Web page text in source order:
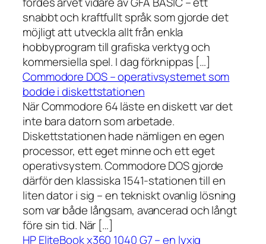
snabbt och kraftfullt språk som gjorde det
möjligt att utveckla allt från enkla
hobbyprogram till grafiska verktyg och
kommersiella spel. I dag förknippas […]
Commodore DOS – operativsystemet som
bodde i diskettstationen
När Commodore 64 läste en diskett var det
inte bara datorn som arbetade.
Diskettstationen hade nämligen en egen
processor, ett eget minne och ett eget
operativsystem. Commodore DOS gjorde
därför den klassiska 1541-stationen till en
liten dator i sig – en tekniskt ovanlig lösning
som var både långsam, avancerad och långt
före sin tid. När […]
HP EliteBook x360 1040 G7 – en lyxig